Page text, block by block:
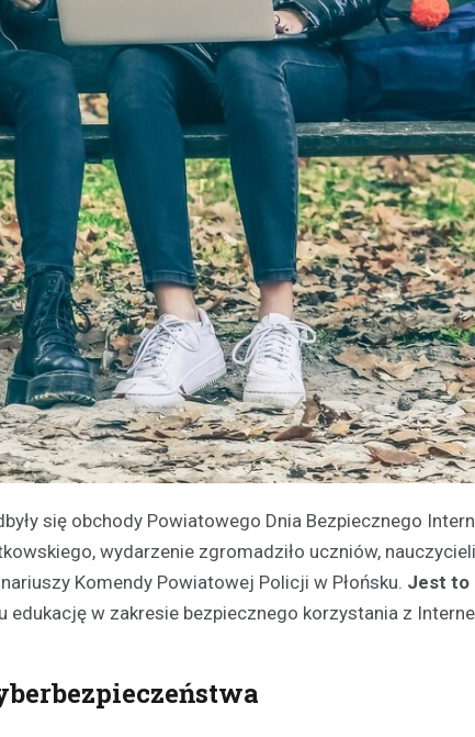
się obchody Powiatowego Dnia Bezpiecznego
wydarzenie zgromadziło uczniów,
Komendy Powiatowej Policji w Płońsku. Jest to
edukację w zakresie bezpiecznego korzystania z